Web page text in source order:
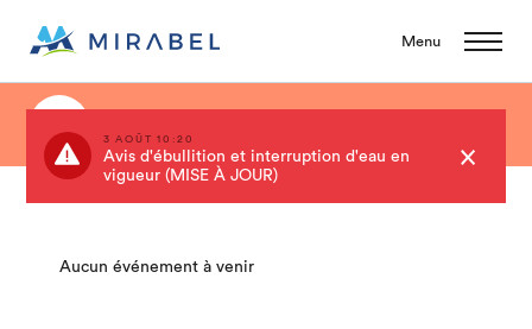
Menu
3 AOÛT 10:20
Avis d'ébullition et interruption d'eau en
vigueur (MISE À JOUR)
Aucun événement à venir